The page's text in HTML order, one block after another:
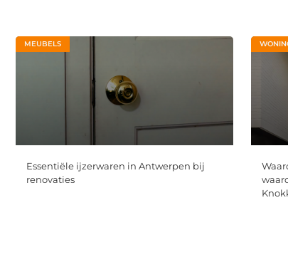
MEUBELS
Essentiële ijzerwaren in Antwerpen bij
renovaties